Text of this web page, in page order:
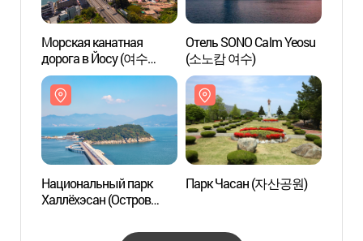
Морская канатная
дорога в Йосу (여수
해상케이블카)
Отель SONO Calm Yeosu
(소노캄 여수)
Национальный парк
Халлёхэсан (Остров
(한려해상국립공원
Парк Часан (자산공원)